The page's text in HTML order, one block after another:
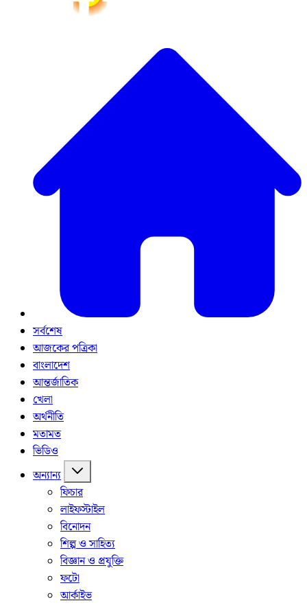
সর্বশেষ
আজকের পত্রিকা
বাংলাদেশ
আন্তর্জাতিক
খেলা
অর্থনীতি
মতামত
ভিডিও
অন্যান্য
ফিচার
লাইফস্টাইল
বিনোদন
শিল্প ও সাহিত্য
বিজ্ঞান ও প্রযুক্তি
ফটো
আর্কাইভ